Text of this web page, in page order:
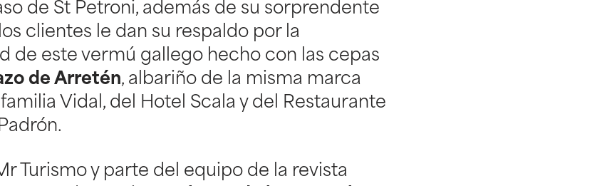
de St Petroni, además de su sorprendente
clientes le dan su respaldo por la
de este vermú gallego hecho con las cepas
de Arretén, albariño de la misma marca
Vidal, del Hotel Scala y del Restaurante
Turismo y parte del equipo de la revista